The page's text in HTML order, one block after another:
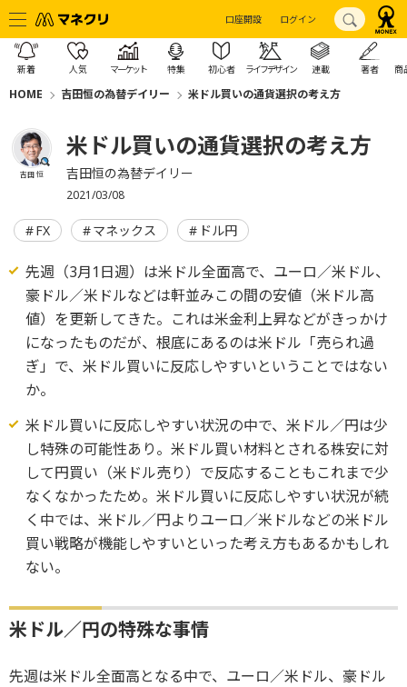
口座開設 ログイン
新着 人気 マーケット 特集 初心者 ライフデザイン 連載 著者 商
HOME 吉田恒の為替デイリー 米ドル買いの通貨選択の考え方
吉田 恒
米ドル買いの通貨選択の考え方
吉田恒の為替デイリー
2021/03/08
FX マネックス ドル円
先週（3月1日週）は米ドル全面高で、ユーロ／米ドル、
豪ドル／米ドルなどは軒並みこの間の安値（米ドル高
値）を更新してきた。これは米金利上昇などがきっかけ
になったものだが、根底にあるのは米ドル「売られ過
ぎ」で、米ドル買いに反応しやすいということではない
か。
米ドル買いに反応しやすい状況の中で、米ドル／円は少
し特殊の可能性あり。米ドル買い材料とされる株安に対
して円買い（米ドル売り）で反応することもこれまで少
なくなかったため。米ドル買いに反応しやすい状況が続
く中では、米ドル／円よりユーロ／米ドルなどの米ドル
買い戦略が機能しやすいといった考え方もあるかもしれ
ない。
米ドル／円の特殊な事情
先週は米ドル全面高となる中で、ユーロ／米ドル、豪ドル